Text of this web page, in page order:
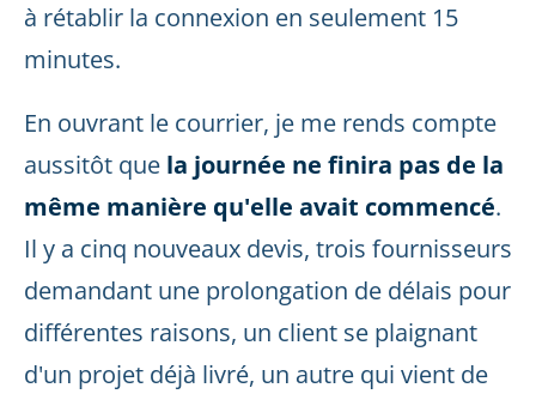
à rétablir la connexion en seulement 15
minutes.
En ouvrant le courrier, je me rends compte
aussitôt que la journée ne finira pas de la
même manière qu'elle avait commencé.
Il y a cinq nouveaux devis, trois fournisseurs
demandant une prolongation de délais pour
différentes raisons, un client se plaignant
d'un projet déjà livré, un autre qui vient de